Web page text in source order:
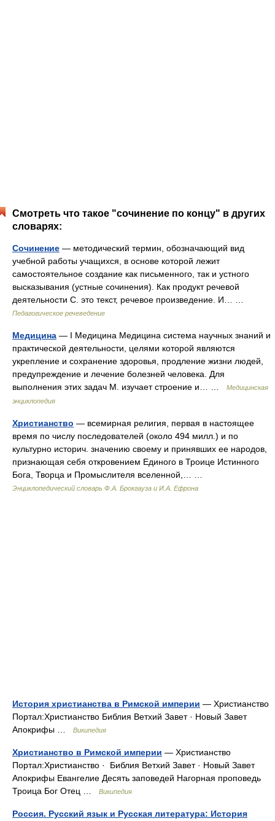
Смотреть что такое "сочинение по концу" в других
словарях:
Сочинение — методический термин, обозначающий вид
учебной работы учащихся, в основе которой лежит
самостоятельное создание как письменного, так и устного
высказывания (устные сочинения). Как продукт речевой
деятельности С. это текст, речевое произведение. И… …
Педагогическое речеведение
Медицина — I Медицина Медицина система научных знаний и
практической деятельности, целями которой являются
укрепление и сохранение здоровья, продление жизни людей,
предупреждение и лечение болезней человека. Для
выполнения этих задач М. изучает строение и… …
Медицинская
энциклопедия
Христианство — всемирная религия, первая в настоящее
время по числу последователей (около 494 милл.) и по
культурно историч. значению своему и принявших ее народов,
признающая себя откровением Единого в Троице Истинного
Бога, Творца и Промыслителя вселенной,… …
Энциклопедический словарь Ф.А. Брокгауза и И.А. Ефрона
История христианства в Римской империи — Христианство
Портал:Христианство Библия Ветхий Завет · Новый Завет
Апокрифы …
Википедия
Христианство в Римской империи — Христианство
Портал:Христианство · ‎ Библия Ветхий Завет · Новый Завет
Апокрифы Евангелие Десять заповедей Нагорная проповедь
Троица Бог Отец …
Википедия
Россия. Русский язык и Русская литература: История